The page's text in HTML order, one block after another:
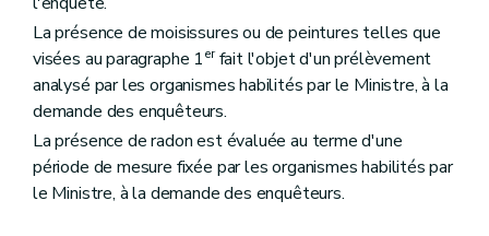
La présence de moisissures ou de peintures telles que
visées au paragraphe 1erfait l'objet d'un prélèvement
analysé par les organismes habilités par le Ministre, à la
demande des enquêteurs.
La présence de radon est évaluée au terme d'une
période de mesure fixée par les organismes habilités par
le Ministre, à la demande des enquêteurs.